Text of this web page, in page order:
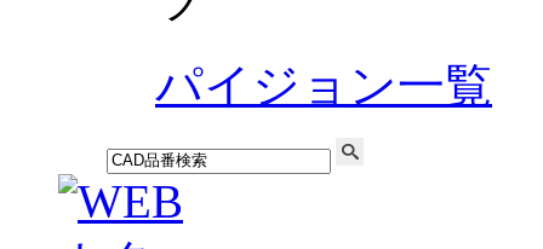
パイジョン一覧